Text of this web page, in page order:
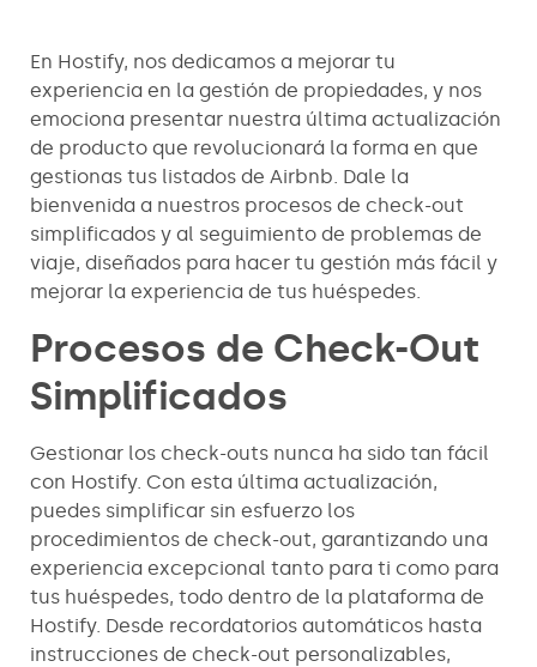
En Hostify, nos dedicamos a mejorar tu
experiencia en la gestión de propiedades, y nos
emociona presentar nuestra última actualización
de producto que revolucionará la forma en que
gestionas tus listados de Airbnb. Dale la
bienvenida a nuestros procesos de check-out
simplificados y al seguimiento de problemas de
viaje, diseñados para hacer tu gestión más fácil y
mejorar la experiencia de tus huéspedes.
Procesos de Check-Out
Simplificados
Gestionar los check-outs nunca ha sido tan fácil
con Hostify. Con esta última actualización,
puedes simplificar sin esfuerzo los
procedimientos de check-out, garantizando una
experiencia excepcional tanto para ti como para
tus huéspedes, todo dentro de la plataforma de
Hostify. Desde recordatorios automáticos hasta
instrucciones de check-out personalizables,